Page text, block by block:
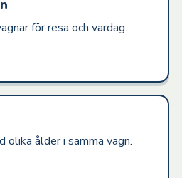
för resa och vardag.
olika ålder i samma vagn.